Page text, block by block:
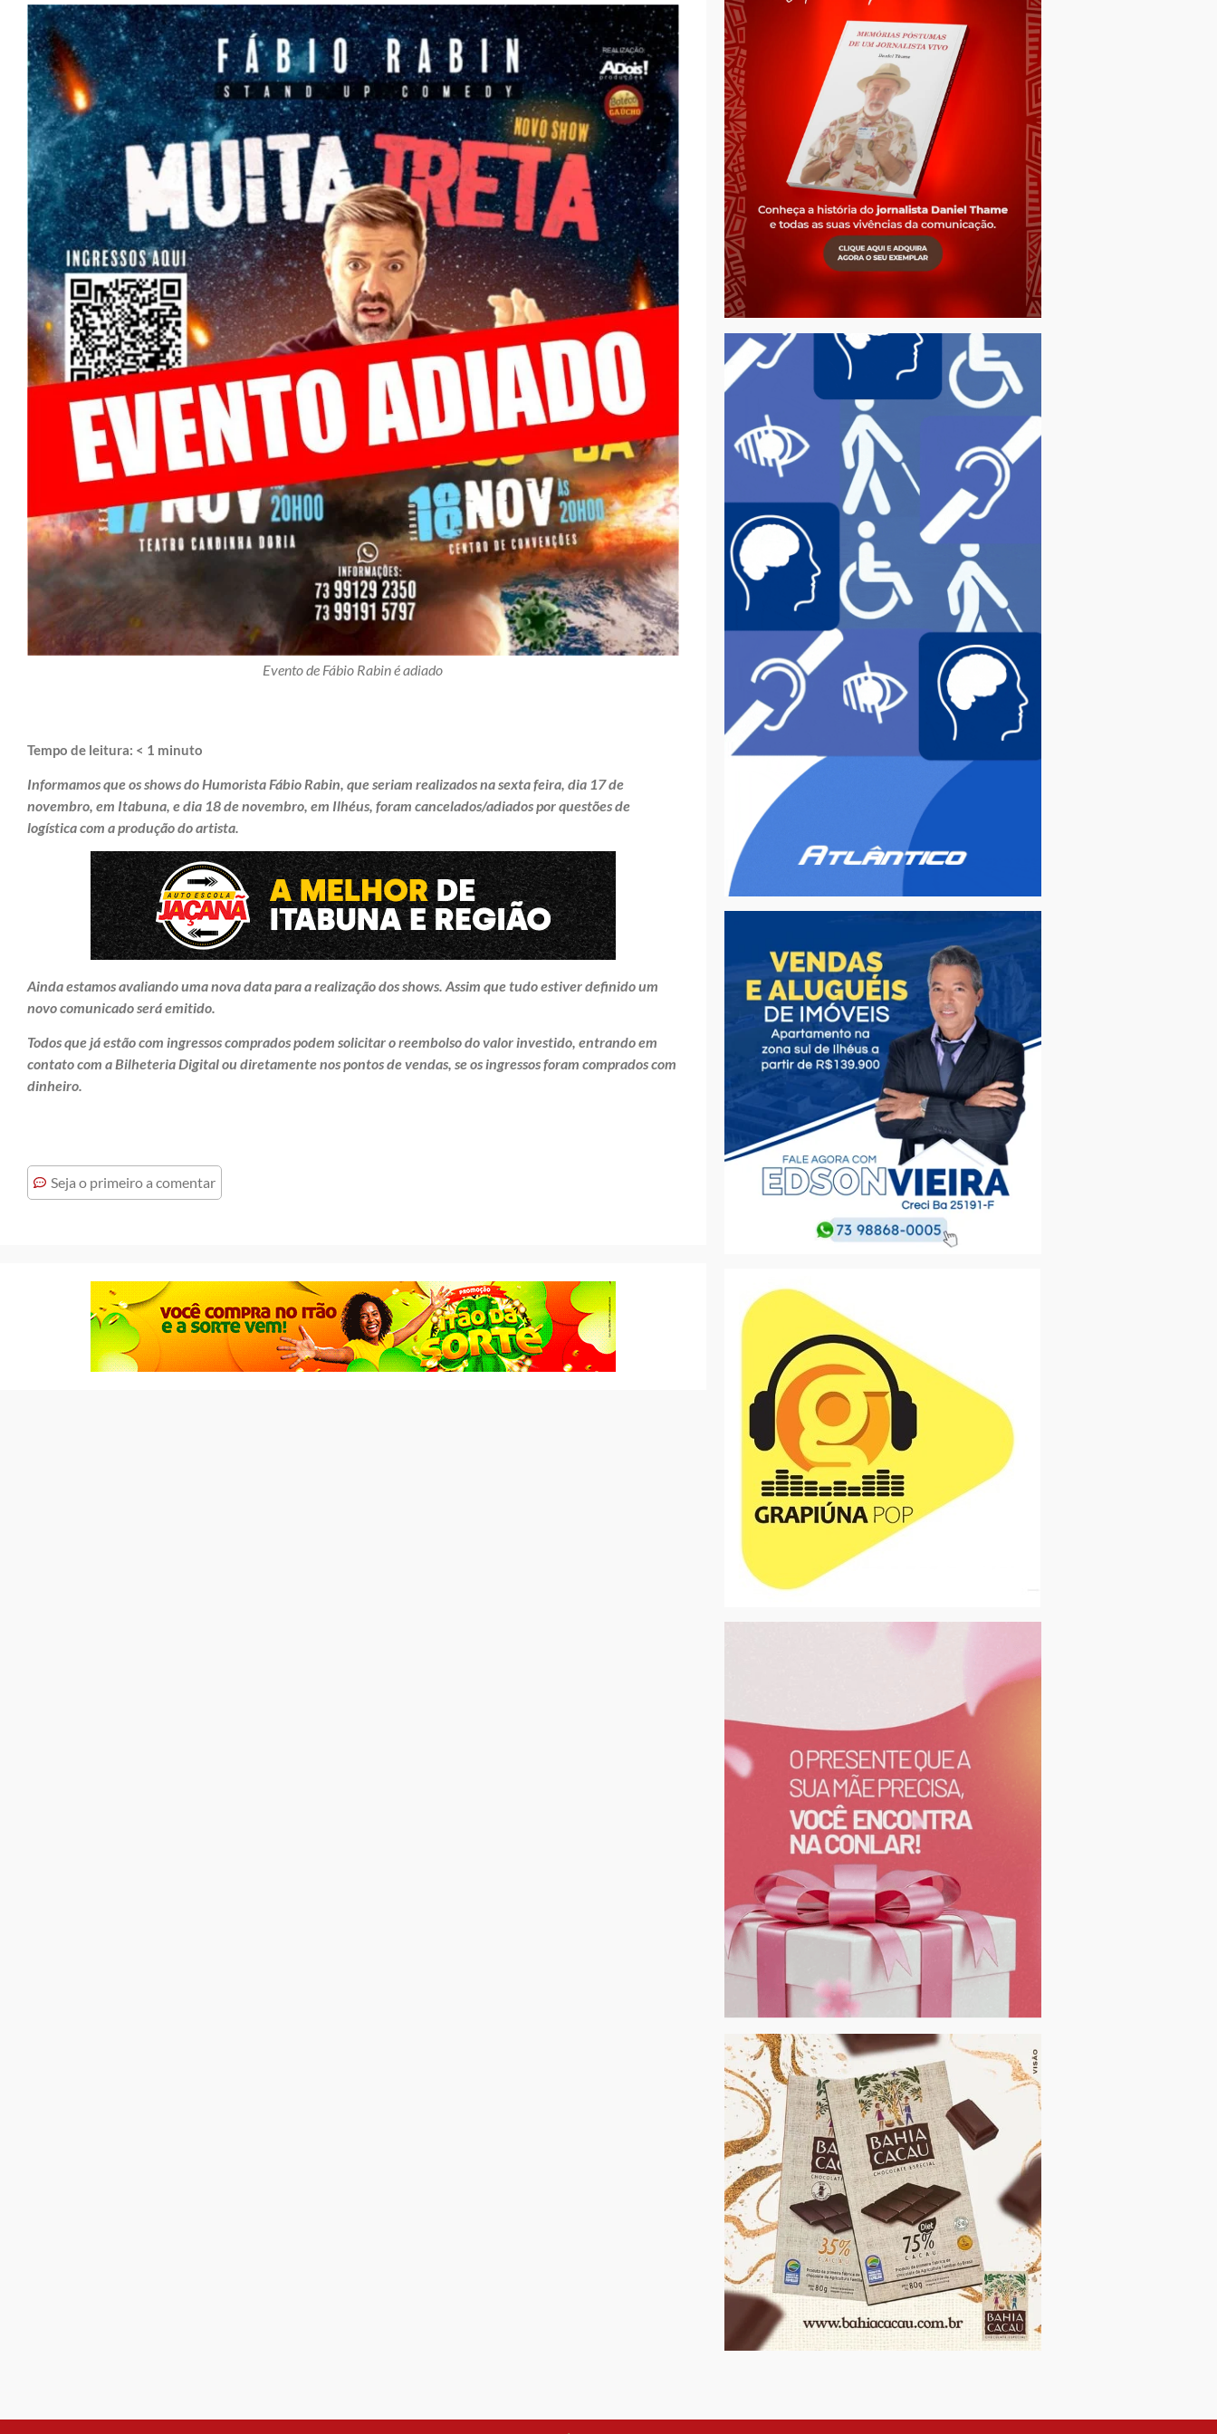
Evento de Fábio Rabin é adiado
Tempo de leitura: < 1 minuto
Informamos que os shows do Humorista Fábio Rabin, que seriam realizados na sexta feira, dia 17 de
novembro, em Itabuna, e dia 18 de novembro, em Ilhéus, foram cancelados/adiados por questões de
logística com a produção do artista.
Ainda estamos avaliando uma nova data para a realização dos shows. Assim que tudo estiver definido um
novo comunicado será emitido.
Todos que já estão com ingressos comprados podem solicitar o reembolso do valor investido, entrando em
contato com a Bilheteria Digital ou diretamente nos pontos de vendas, se os ingressos foram comprados com
dinheiro.
Seja o primeiro a comentar